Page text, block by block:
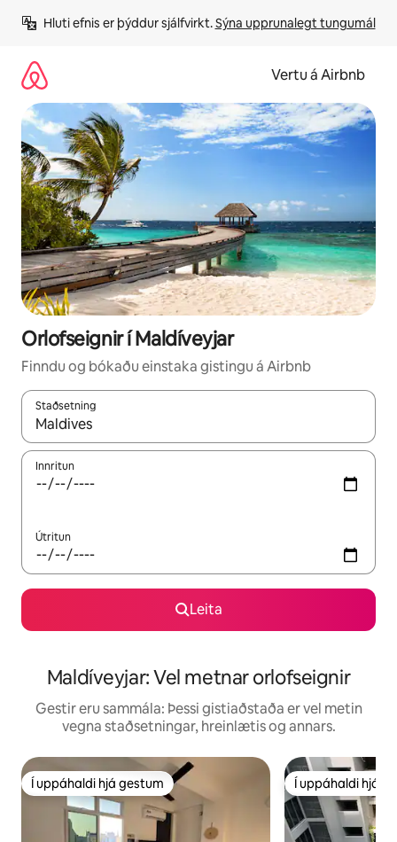
beint
Hluti efnis er þýddur sjálfvirkt. Sýna upprunalegt tungumál
Vertu á Airbnb
Orlofseignir í Maldíveyjar
Finndu og bókaðu einstaka gistingu á Airbnb
Staðsetning
Þegar niðurstöður liggja fyrir skaltu nota upp og niður
Innritun
Útritun
Leita
Maldíveyjar: Vel metnar orlofseignir
Gestir eru sammála: Þessi gistiaðstaða er vel metin
vegna staðsetningar, hreinlætis og annars.
Í uppáhaldi hjá gestum
Í uppáhaldi hjá gestum Í uppáhaldi hjá
Í uppáhaldi hjá